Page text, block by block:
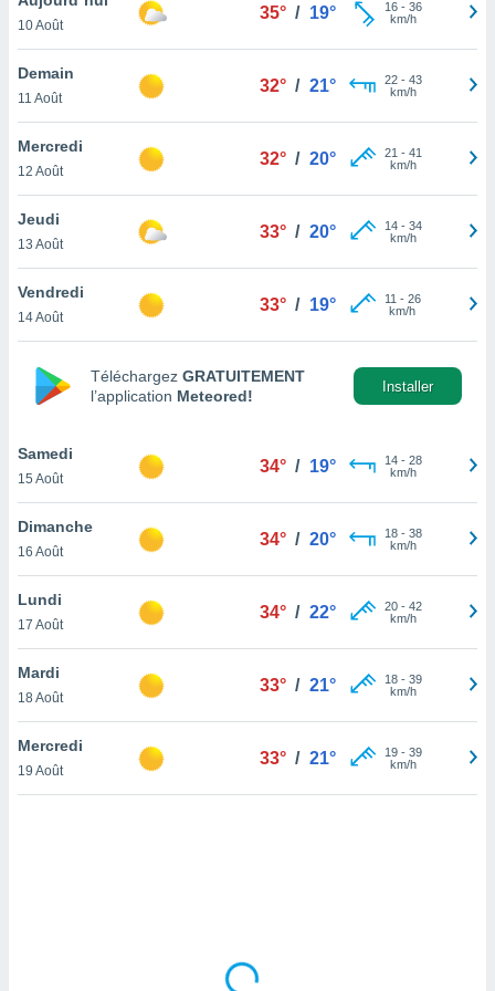
et
»,
au
vous
qu'ils
ou
le
ainsi
un
la
du
votre
à
en
le
10 Août
35° / 19° 16- 36
km/h
Demain
11 Août
32° / 21° 22- 43
km/h
Mercredi
12 Août
32° / 20° 21 - 41
km/h
Jeudi
13 Août
33° / 20° 14- 34
km/h
Vendredi
14 Août
33° / 19° 11 - 26
km/h
Téléchargez GRATUITEMENT
l’application Meteored!
Installer
Samedi
15 Août
34° / 19° 14- 28
km/h
Dimanche
16 Août
34° / 20° 18- 38
km/h
Lundi
17 Août
34° / 22° 20- 42
km/h
Mardi
18 Août
33° / 21° 18- 39
km/h
Mercredi
19 Août
33° / 21° 19- 39
km/h